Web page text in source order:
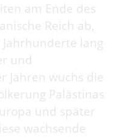
am Ende des
Reich ab,
lang
und
Jahren wuchs die
Palästinas
und später
wachsende